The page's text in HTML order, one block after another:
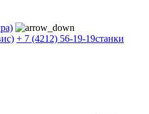
+ 7 (4212) 56-19-19станки